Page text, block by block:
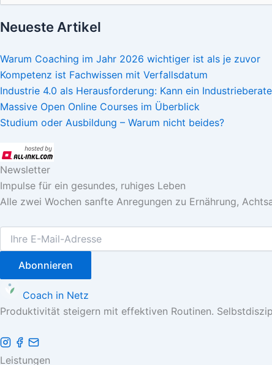
Neueste Artikel
Warum Coaching im Jahr 2026 wichtiger ist als je zuvor
Kompetenz ist Fachwissen mit Verfallsdatum
Industrie 4.0 als Herausforderung: Kann ein
Massive Open Online Courses im Überblick
Studium oder Ausbildung – Warum nicht beides?
Newsletter
Impulse für ein gesundes, ruhiges Leben
Alle zwei Wochen sanfte Anregungen zu Ernährung,
Abonnieren
Coach in Netz
Produktivität steigern mit effektiven Routinen.
Leistungen